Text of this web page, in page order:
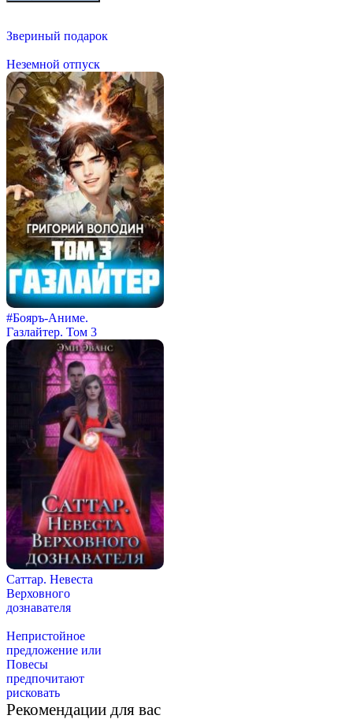
Звериный подарок
Неземной отпуск
#Бояръ-Аниме.
Газлайтер. Том 3
Саттар. Невеста
Верховного
дознавателя
Непристойное
предложение или
Повесы
предпочитают
рисковать
Рекомендации для вас